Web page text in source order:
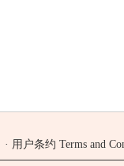
· 用户条约 Terms and